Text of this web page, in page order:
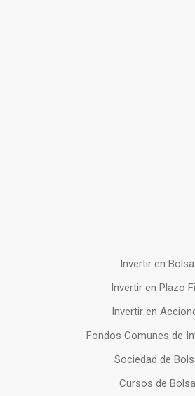
Invertir en Bolsa
Invertir en Plazo
Invertir en
Fondos Comunes de
Sociedad de
Cursos de Bolsa